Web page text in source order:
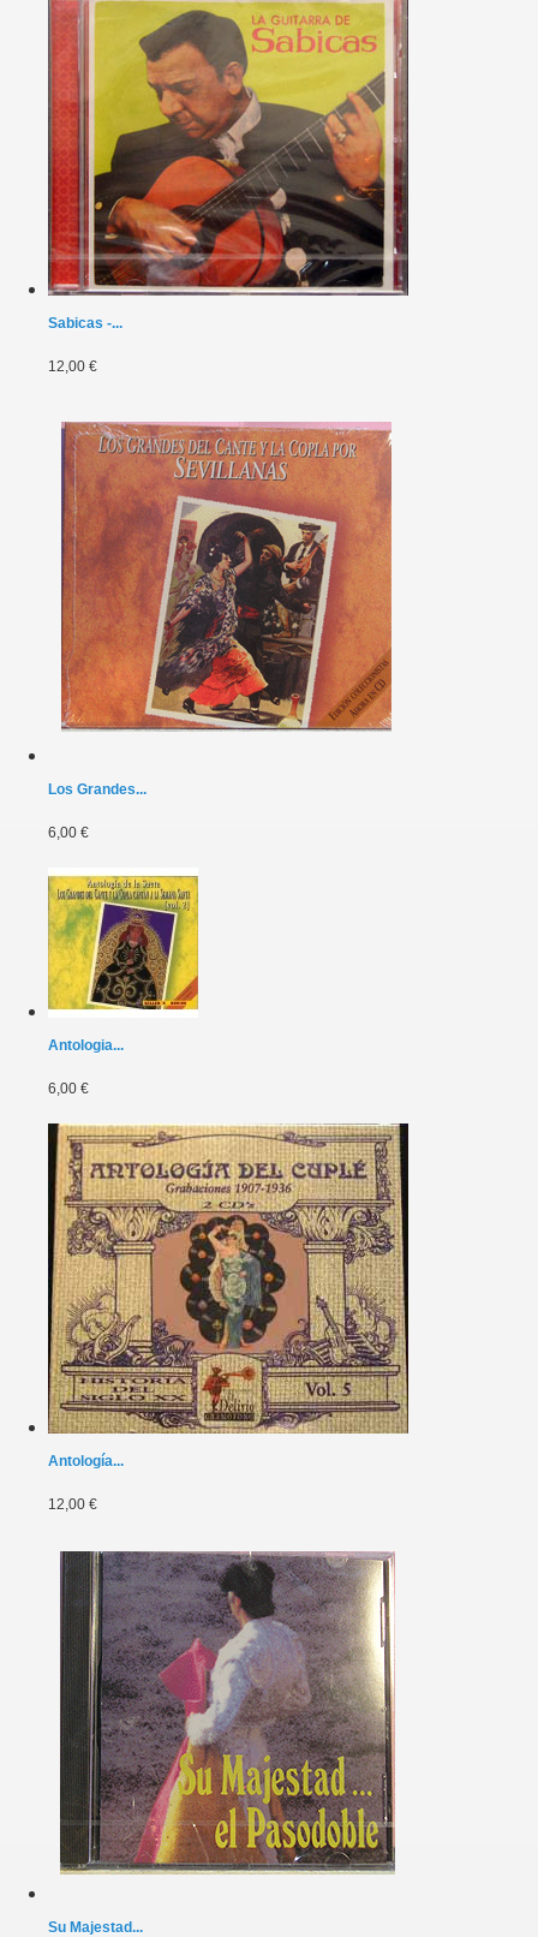
Sabicas -...
12,00 €
Los Grandes...
6,00 €
Antologia...
6,00 €
Antología...
12,00 €
Su Majestad...